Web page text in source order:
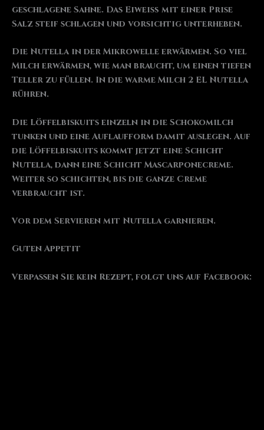
geschlagene Sahne. Das Eiweiß mit einer Prise
Salz steif schlagen und vorsichtig unterheben.
Die Nutella in der Mikrowelle erwärmen. So viel
Milch erwärmen, wie man braucht, um einen tiefen
Teller zu füllen. In die warme Milch 2 EL Nutella
rühren.
Die Löffelbiskuits einzeln in die Schokomilch
tunken und eine Auflaufform damit auslegen. Auf
die Löffelbiskuits kommt jetzt eine Schicht
Nutella, dann eine Schicht Mascarponecreme.
Weiter so schichten, bis die ganze Creme
verbraucht ist.
Vor dem Servieren mit Nutella garnieren.
Guten Appetit
Verpassen Sie kein Rezept, folgt uns auf Facebook: